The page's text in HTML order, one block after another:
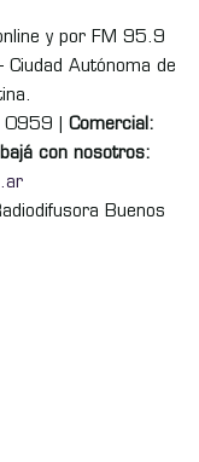
y por FM 95.9
Autónoma de
| Comercial:
con nosotros:
Buenos